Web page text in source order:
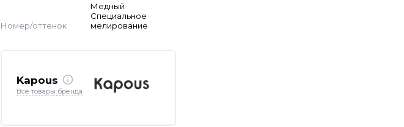
Номер/оттенок
Медный
Специальное
мелирование
Kapous
Все товары бренда